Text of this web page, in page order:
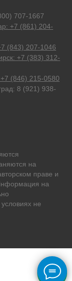
707-1667
+7 (861) 204-
(843) 207-1046
+7 (383) 312-
(846) 215-0580
8 (921) 938-
на
праве и
на
не